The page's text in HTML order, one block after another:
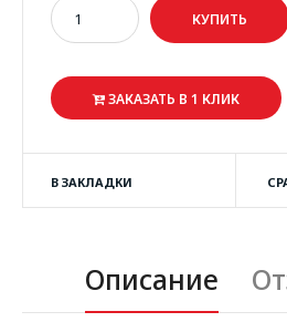
ЗАКАЗАТЬ В 1 КЛИК
В ЗАКЛАДКИ
Описание